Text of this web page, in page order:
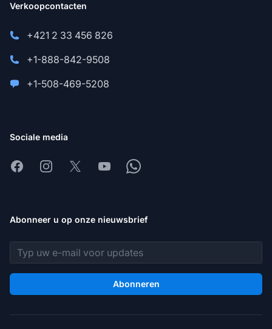
Verkoopcontacten
+421 2 33 456 826
+1-888-842-9508
+1-508-469-5208
Sociale media
FacebookInstagram
X YoutubeWhatsapp
Abonneer u op onze nieuwsbrief
E-mailadres
Abonneren